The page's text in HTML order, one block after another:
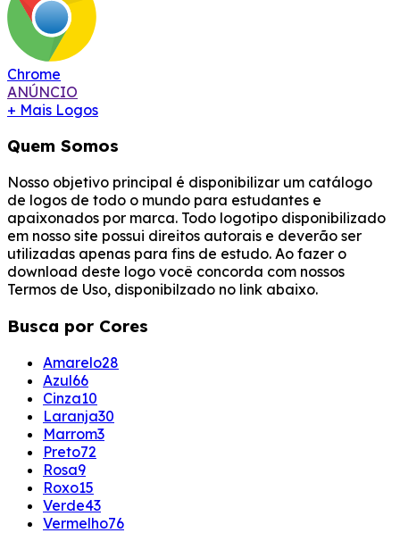
Chrome
ANÚNCIO
+ Mais Logos
Quem Somos
Nosso objetivo principal é disponibilizar um catálogo
de logos de todo o mundo para estudantes e
apaixonados por marca. Todo logotipo disponibilizado
em nosso site possui direitos autorais e deverão ser
utilizadas apenas para fins de estudo. Ao fazer o
download deste logo você concorda com nossos
Termos de Uso, disponibilzado no link abaixo.
Busca por Cores
Amarelo28
Azul66
Cinza10
Laranja30
Marrom3
Preto72
Rosa9
Roxo15
Verde43
Vermelho76